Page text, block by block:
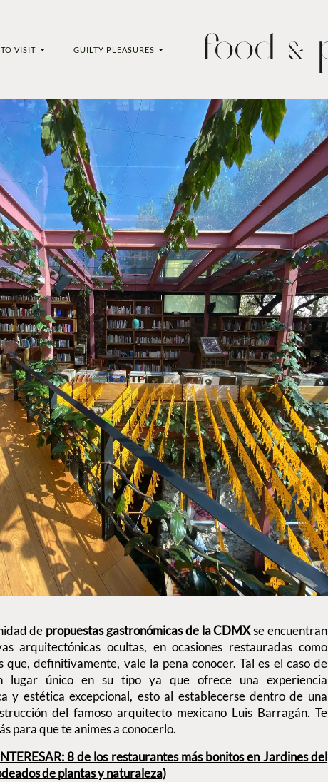
TO VISIT GUILTY PLEASURES
de propuestas gastronómicas de la CDMXse encuentran
arquitectónicas ocultas, en ocasiones restauradas como
que, definitivamente, vale la pena conocer. Tal es el caso de
lugar único en su tipo ya que ofrece una experiencia
y estética excepcional, esto al establecerse dentro de una
del famoso arquitecto mexicano Luis Barragán. Te
para que te animes a conocerlo.
8 de los restaurantes más bonitos en Jardines del
de plantas y naturaleza)